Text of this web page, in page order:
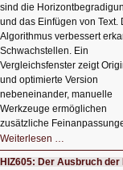
sind die
und das Einfügen von Text.
Algorithmus verbessert
Schwachstellen. Ein
Vergleichsfenster zeigt
und optimierte Version
nebeneinander, manuelle
Werkzeuge ermöglichen
zusätzliche
Weiterlesen …
mit
einem
HIZ605: Der Ausbruch der